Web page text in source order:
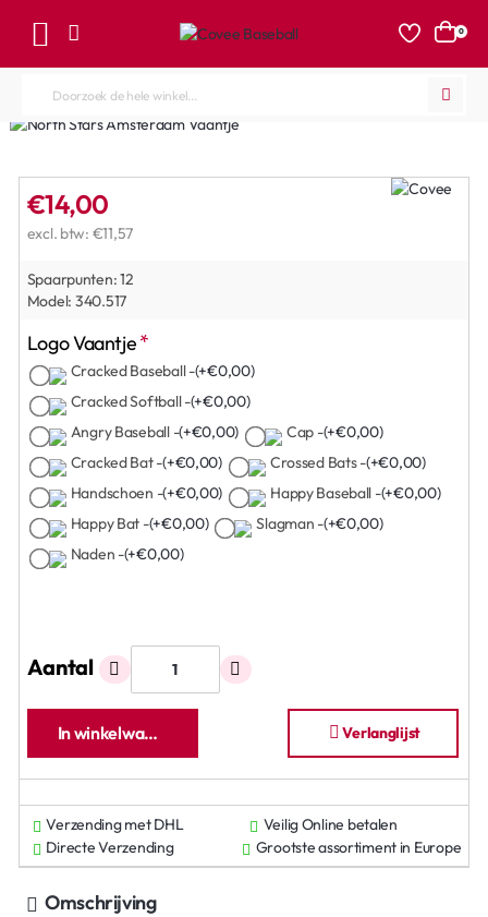
0
Doorzoek
de
winkel...
Spaarpunten:12
Model: 340.517
€14,00
excl. btw: €11,57
Logo Vaantje
Cracked Baseball -(+€0,00)
Cracked Softball -(+€0,00)
Angry Baseball -(+€0,00) Cap -(+€0,00)
Cracked Bat -(+€0,00) Crossed Bats -(+€0,00)
Handschoen -(+€0,00) Happy Baseball -(+€0,00)
Happy Bat -(+€0,00) Slagman -(+€0,00)
Naden -(+€0,00)
Aantal
In winkelwagen Verlanglijst
Verzending met DHL
Veilig Online betalen
Directe Verzending
Grootste assortiment in Europe
Omschrijving